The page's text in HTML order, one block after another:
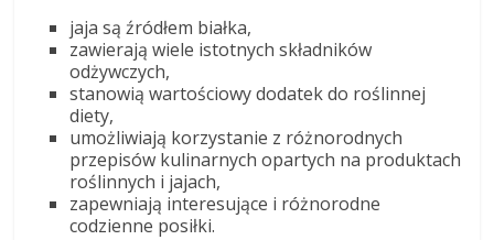
jaja są źródłem białka,
zawierają wiele istotnych składników
odżywczych,
stanowią wartościowy dodatek do roślinnej
diety,
umożliwiają korzystanie z różnorodnych
przepisów kulinarnych opartych na produktach
roślinnych i jajach,
zapewniają interesujące i różnorodne
codzienne posiłki.